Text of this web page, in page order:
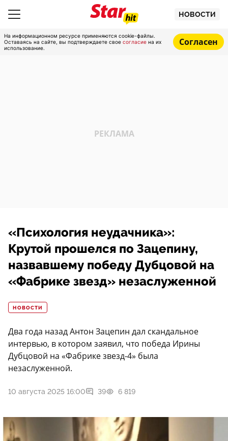
НОВОСТИ
На информационном ресурсе применяются cookie-файлы.
Оставаясь на сайте, вы подтверждаете свое согласие на их
использование.
Согласен
«Психология неудачника»:
Крутой прошелся по Зацепину,
назвавшему победу Дубцовой на
«Фабрике звезд» незаслуженной
НОВОСТИ
Два года назад Антон Зацепин дал скандальное
интервью, в котором заявил, что победа Ирины
Дубцовой на «Фабрике звезд-4» была
незаслуженной.
10 августа 2025 16:00 39 6 819